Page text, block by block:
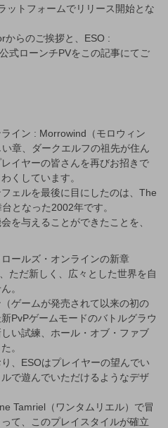
ットフォームでリリース開始とな
からのご挨拶と、ESO :
式ローンチPVをこの記事にてご
イン : Morrowind（モロウィン
章、ダークエルフの祖先が住ん
イヤーの皆さんを再びお招きで
くしています。
ェルを最後に目にしたのは、The
となった2002年です。
を与えることができたことを、
ールズ・オンラインの新章
ただ新しく、広々とした世界を自
。
ゲームが発売されて以来の初の
PvPゲームモードのバトルグラウ
い試練、ホール・オブ・ファブ
。
、ESOはプレイヤーの望んでい
で遊んでいただけるようなデザ
Tamriel（ワンタムリエル）で冒
て、このプレイスタイルが確立